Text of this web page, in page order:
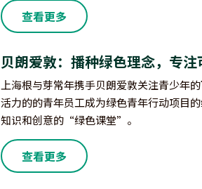
查看更多
贝朗爱敦：播种绿色理念，专
上海根与芽常年携手贝朗爱敦关注青少年
活力的的青年员工成为绿色青年行动项目
知识和创意的“绿色课堂”。
查看更多